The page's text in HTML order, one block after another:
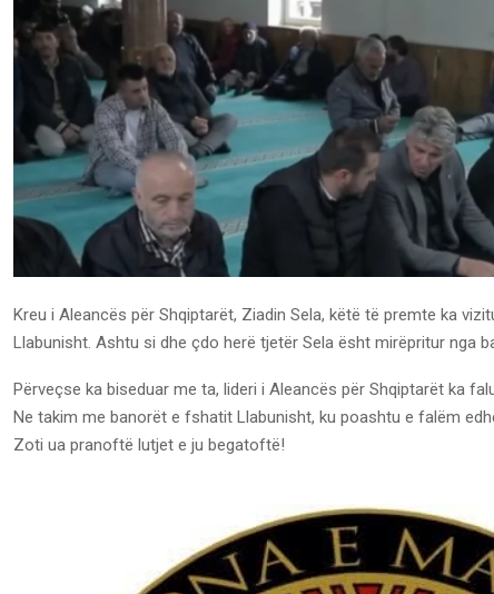
Kreu i Aleancës për Shqiptarët, Ziadin Sela, këtë të premte ka
Llabunisht. Ashtu si dhe çdo herë tjetër Sela ësht mirëpritur nga
Përveçse ka biseduar me ta, lideri i Aleancës për Shqiptarët ka
Ne takim me banorët e fshatit Llabunisht, ku poashtu e falëm
Zoti ua pranoftë lutjet e ju begatoftë!